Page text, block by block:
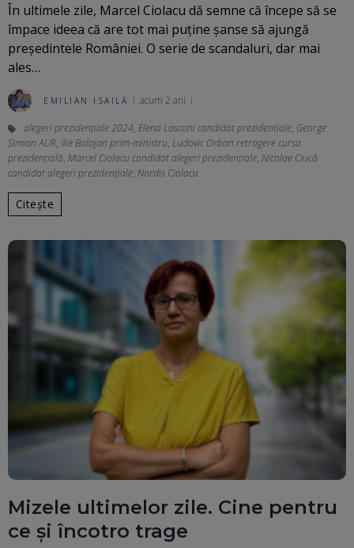
În ultimele zile, Marcel Ciolacu dă semne că începe să se
împace ideea că are tot mai puține șanse să ajungă
președintele României. O serie de scandaluri, dar mai
ales…
EMILIAN ISAILĂ acum 2 ani
alegeri prezidenţiale 2024, Elena Lasconi candidat prezidentiale, George
Simion AUR, Ilie Bolojan prim-ministru, Ludovic Orban retragere cursa
prezidențială, Marcel Ciolacu candidat alegeri prezidențiale, Nicolae Ciucă
candidat alegeri prezidențiale, Nordis Ciolacu
Citește
Mizele ultimelor zile. Cine pentru
ce și încotro trage